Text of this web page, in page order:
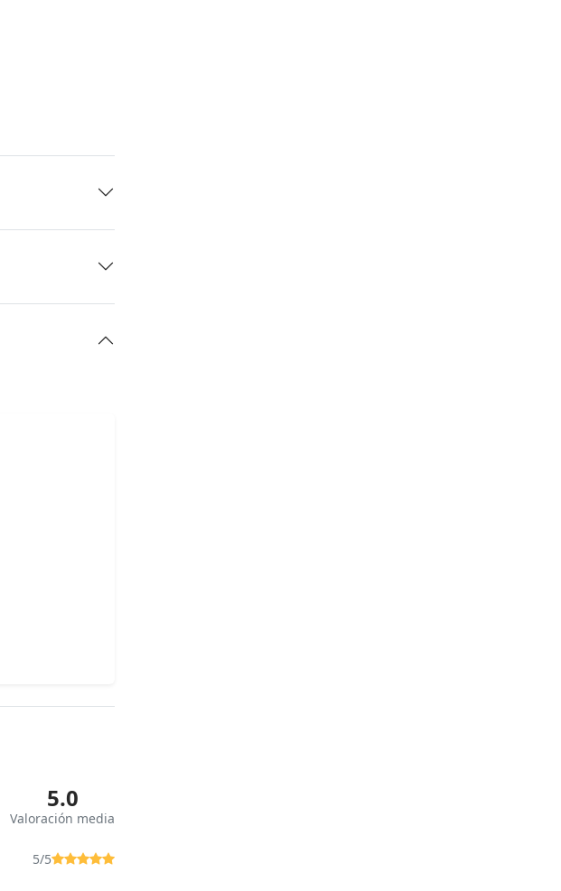
5.0
Valoración media
5/5